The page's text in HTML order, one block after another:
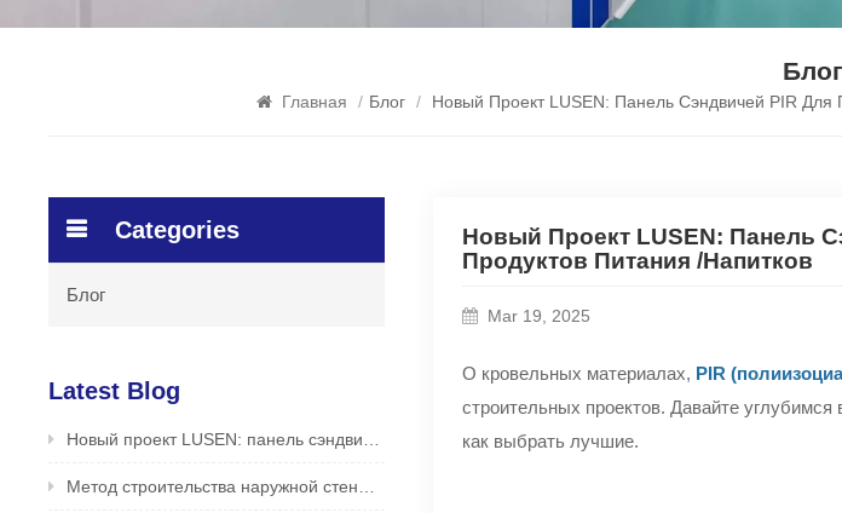
Блог
Главная / Блог / Новый Проект LUSEN: Панель Сэндвичей PIR
Новый Проект LUSEN: Панель
Продуктов Питания /напитков
Mar 19, 2025
О кровельных материалах, PIR
строительных проектов. Давайте
как выбрать лучшие.
Categories
Блог
Latest Blog
Новый проект LUSEN: панель сэндвичей PIR для применения на крыше на фабрике продуктов питания /напитков
Метод строительства наружной стены сэндвич -панели